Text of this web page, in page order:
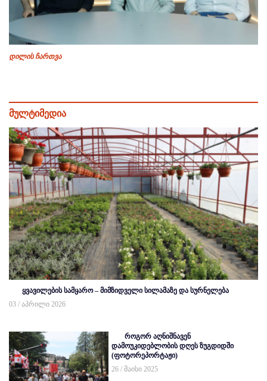
დილის ჩართვა
მულტიმედია
ყვავილების სამყარო – მიმზიდველი სილამაზე და სურნელება
03 / აპრილი 2026
როგორ აღნიშნავენ
დამოუკიდებლობის დღეს ზუგდიდში
(ფოტორეპორტაჟი)
26 / მაისი 2025